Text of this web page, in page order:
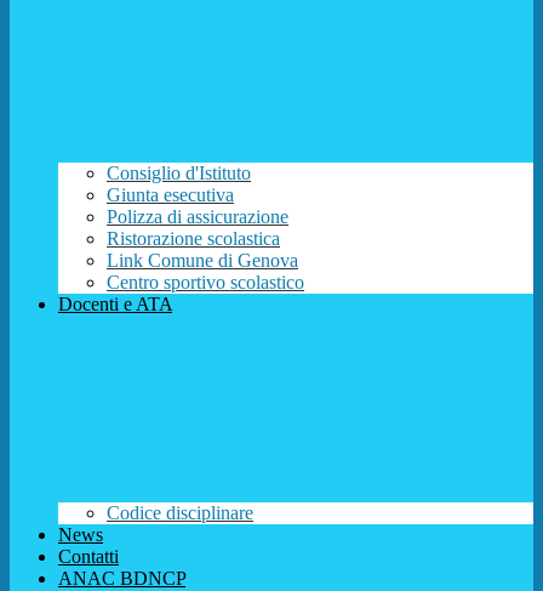
Consiglio d'Istituto
Giunta esecutiva
Polizza di assicurazione
Ristorazione scolastica
Link Comune di Genova
Centro sportivo scolastico
Docenti e ATA
Codice disciplinare
News
Contatti
ANAC BDNCP